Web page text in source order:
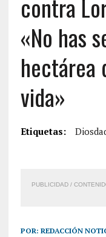
contra
«No has
hectárea
vida»
Etiquetas:
PUBLICIDAD /
POR: REDACCIÓN